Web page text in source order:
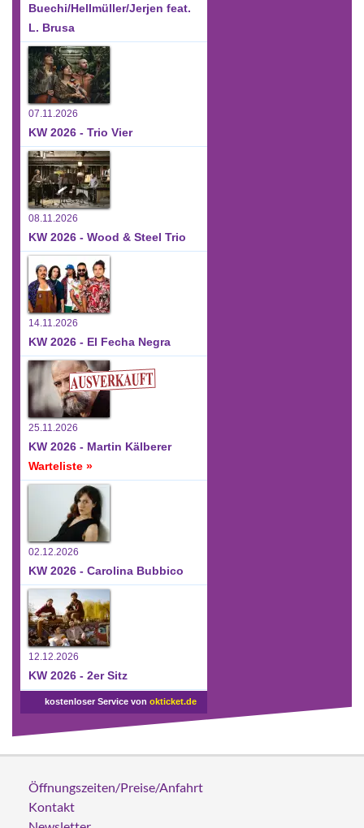
Buechi/Hellmüller/Jerjen feat.
L. Brusa
07.11.2026
KW 2026 - Trio Vier
08.11.2026
KW 2026 - Wood & Steel Trio
14.11.2026
KW 2026 - El Fecha Negra
25.11.2026
KW 2026 - Martin Kälberer
Warteliste »
02.12.2026
KW 2026 - Carolina Bubbico
12.12.2026
KW 2026 - 2er Sitz
kostenloser Service von okticket.de
Öffnungszeiten/Preise/Anfahrt
Kontakt